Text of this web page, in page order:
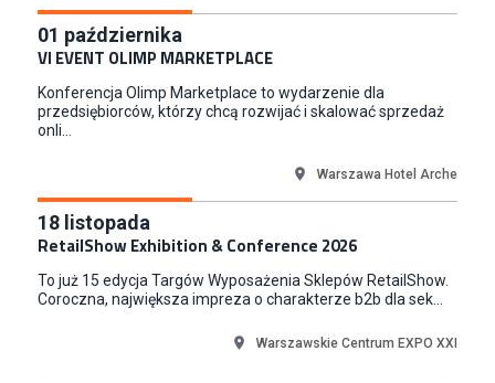
Złotów
Kupiec / Kupczyni Fashion
Smyk S.A.
01 października
VI EVENT OLIMP MARKETPLACE
Konferencja Olimp Marketplace to wydarzenie dla
przedsiębiorców, którzy chcą rozwijać i skalować sprzedaż
onli...
Warszawa Hotel Arche
18 listopada
RetailShow Exhibition & Conference 2026
To już 15 edycja Targów Wyposażenia Sklepów RetailShow.
Coroczna, największa impreza o charakterze b2b dla sek...
Warszawskie Centrum EXPO XXI